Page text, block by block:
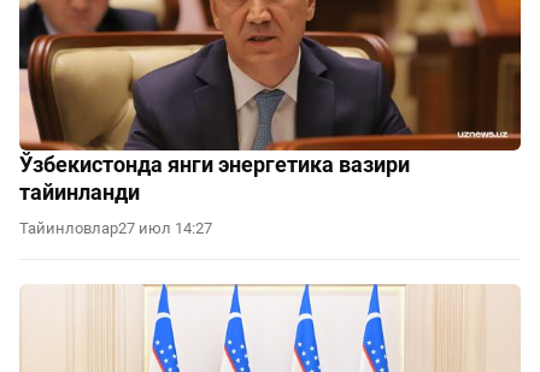
Ўзбекистонда янги энергетика вазири
тайинланди
Тайинловлар27 июл 14:27